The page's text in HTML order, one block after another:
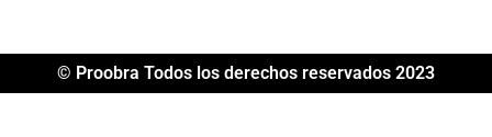
© Proobra Todos los derechos reservados 2023